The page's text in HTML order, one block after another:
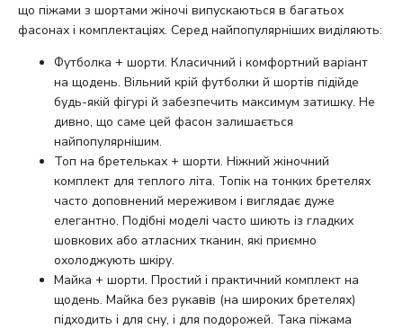
що піжами з шортами жіночі випускаються в багатьох
фасонах і комплектаціях. Серед найпопулярніших виділяють:
Футболка + шорти. Класичний і комфортний варіант
на щодень. Вільний крій футболки й шортів підійде
будь-якій фігурі й забезпечить максимум затишку. Не
дивно, що саме цей фасон залишається
найпопулярнішим.
Топ на бретельках + шорти. Ніжний жіночний
комплект для теплого літа. Топік на тонких бретелях
часто доповнений мереживом і виглядає дуже
елегантно. Подібні моделі часто шиють із гладких
шовкових або атласних тканин, які приємно
охолоджують шкіру.
Майка + шорти. Простий і практичний комплект на
щодень. Майка без рукавів (на широких бретелях)
підходить і для сну, і для подорожей. Така піжама